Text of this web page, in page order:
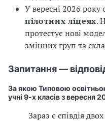
У вересні 2026 року
пілотних ліцеях.
протестує нові
змінних груп та
Запитання —
За якою Типовою
учні 9-х класів з вересня
Зараз є співдія